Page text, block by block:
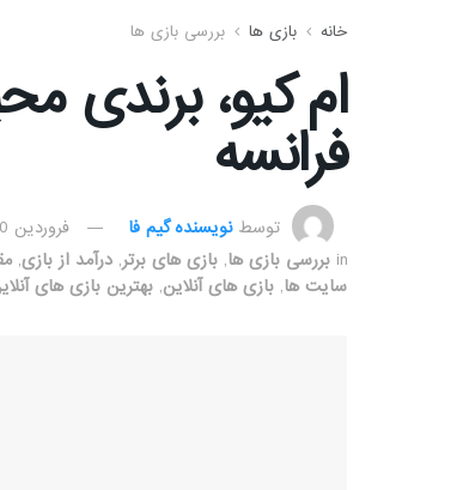
خانه بازی ها بررسی بازی ها
ام کیو،
فرانسه
توسط نویسنده گیم فا
فروردین 20, 1403
in بررسی بازی ها, بازی های برتر, درآمد از بازی,
سایت ها, بازی های آنلاین, بهترین بازی های